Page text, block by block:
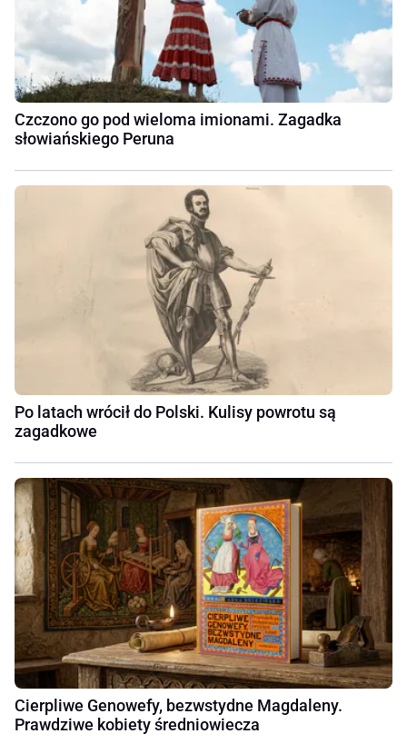
Czczono go pod wieloma imionami. Zagadka
słowiańskiego Peruna
Po latach wrócił do Polski. Kulisy powrotu są
zagadkowe
Cierpliwe Genowefy, bezwstydne Magdaleny.
Prawdziwe kobiety średniowiecza